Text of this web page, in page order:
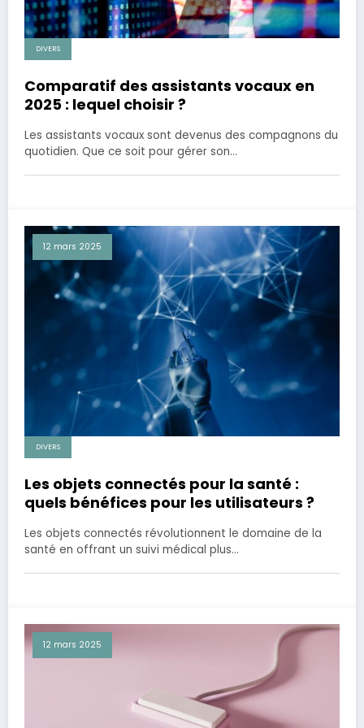
DIVERS
Comparatif des assistants vocaux en
2025 : lequel choisir ?
Les assistants vocaux sont devenus des compagnons du
quotidien. Que ce soit pour gérer son…
12 mars 2025
DIVERS
Les objets connectés pour la santé :
quels bénéfices pour les utilisateurs ?
Les objets connectés révolutionnent le domaine de la
santé en offrant un suivi médical plus…
12 mars 2025